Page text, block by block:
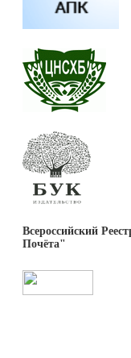
Всероссийский
Почёта"